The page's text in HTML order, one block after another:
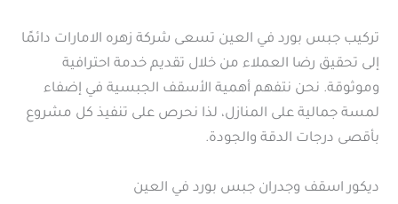
تركيب جبس بورد في العين تسعى شركة زهره الامارات دائمًا
إلى تحقيق رضا العملاء من خلال تقديم خدمة احترافية
وموثوقة. نحن نتفهم أهمية الأسقف الجبسية في إضفاء
لمسة جمالية على المنازل، لذا نحرص على تنفيذ كل مشروع
بأقصى درجات الدقة والجودة.
ديكور اسقف وجدران جبس بورد في العين